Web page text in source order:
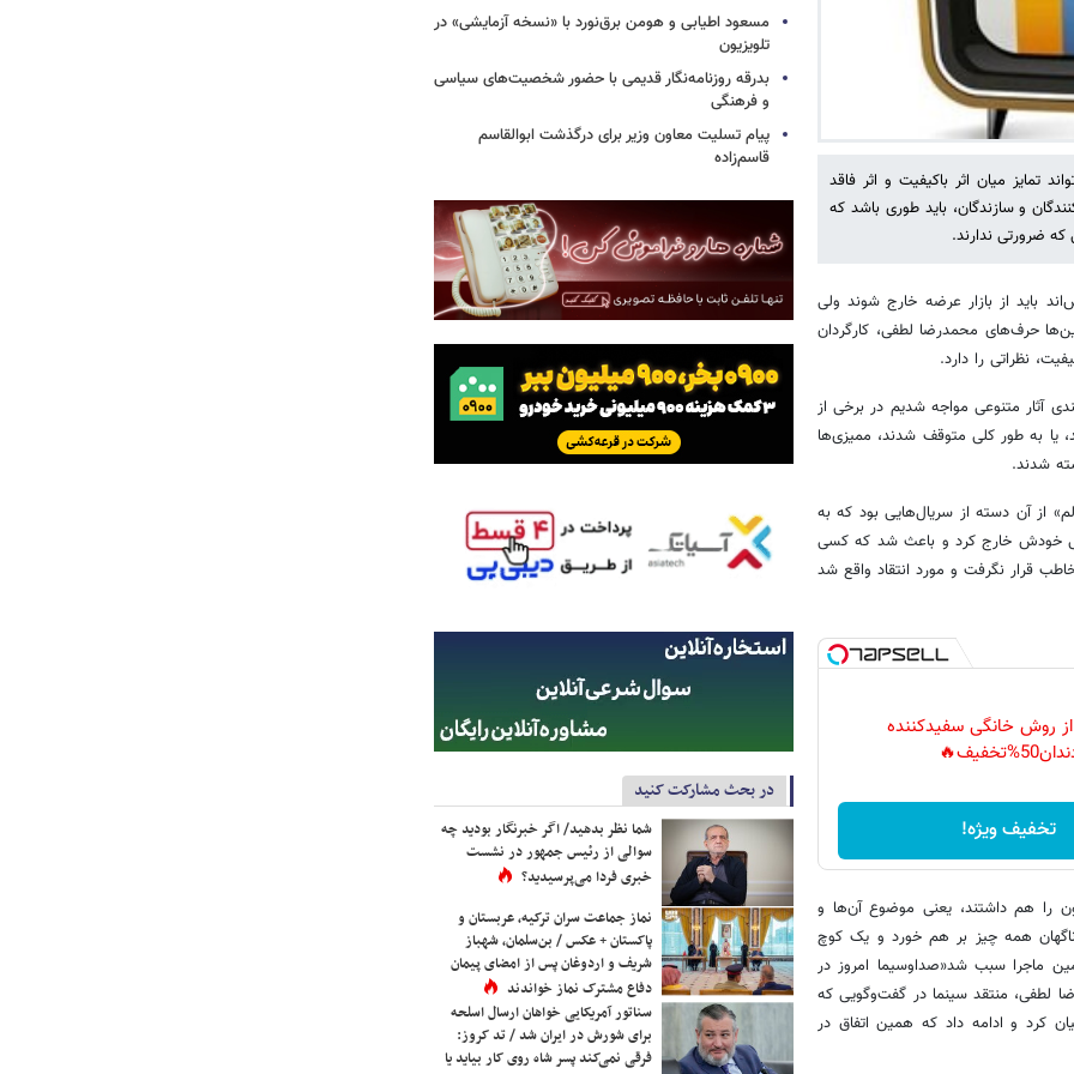
میان اثر باکیفیت و اثر فاقد
و سازندگان، باید طوری باشد که
ضرورتی ندارند.
باید از بازار عرضه خارج شوند ولی
حرف‌های محمدرضا لطفی، کارگردان
نظراتی را دارد.
آثار متنوعی مواجه شدیم در برخی از
یا به طور کلی متوقف شدند، ممیزی‌ها
شدند.
از آن دسته از سریال‌هایی بود که به
خودش خارج کرد و باعث شد که کسی
قرار نگرفت و مورد انتقاد واقع شد
از روش خانگی سفیدکننده
تخفیف ویژه!
را هم داشتند، یعنی موضوع آن‌ها و
ناگهان همه چیز بر هم خورد و یک کوچ
ماجرا سبب شد«صداوسیما امروز در
لطفی، منتقد سینما در گفت‌وگویی که
کرد و ادامه داد که همین اتفاق در
مسعود اطیابی و هومن برق‌نورد با «نسخه آزمایشی» در
تلویزیون
بدرقه روزنامه‌نگار قدیمی با حضور شخصیت‌های سیاسی
و فرهنگی
پیام تسلیت معاون وزیر برای درگذشت ابوالقاسم
قاسم‌زاده
در بحث مشارکت کنید
شما نظر بدهید/ اگر خبرنگار بودید چه
سوالی از رئیس جمهور در نشست
خبری فردا می‌پرسیدید؟
نماز جماعت سران ترکیه، عربستان و
پاکستان + عکس / بن‌سلمان، شهباز
شریف و اردوغان پس از امضای پیمان
دفاع مشترک نماز خواندند
سناتور آمریکایی خواهان ارسال اسلحه
برای شورش در ایران شد / تد کروز:
فرقی نمی‌کند پسر شاه روی کار بیاید یا